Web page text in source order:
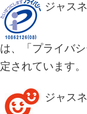
ジャス
は、「プライバ
定されています。
ジャス